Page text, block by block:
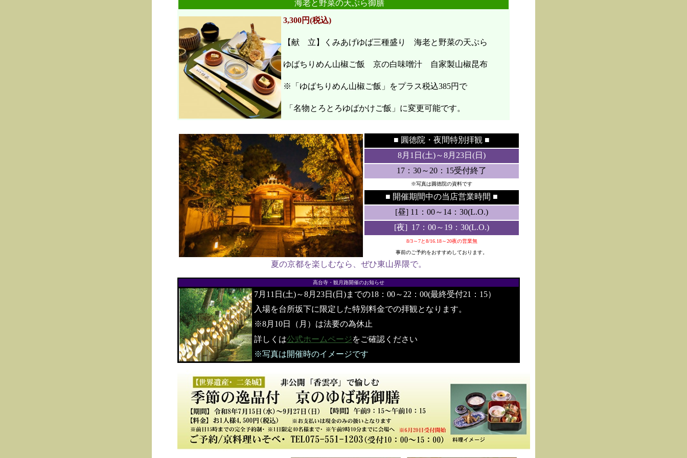
海老と野菜の天ぷら御膳
3,300円(税込)
【献 立】くみあげゆば三種盛り 海老と野菜の天ぷら
ゆばちりめん山椒ご飯 京の白味噌汁 自家製山椒昆布
※「ゆばちりめん山椒ご飯」をプラス税込385円で
「名物とろとろゆばかけご飯」に変更可能です。
■ 圓徳院・ 夜間特別拝観 ■
8月1日(土)～8月23日(日)
17：30～20：15受付終了
※写真は圓徳院の資料です
■ 開催期間中の当店営業時間 ■
[昼] 11：00～14：30(L.O.)
[夜] 17：00～19：30(L.O.)
8/3～7と8/16.18～20夜の営業無
事前のご予約をおすすめしております。
夏の京都を楽しむなら、ぜひ東山界隈で。
高台寺・観月路開催のお知らせ
7月11日(土)～8月23日(日)までの18：00～22：00(最終受付21：15）
入場を台所坂下に限定した特別料金での拝観となります。
※8月10日（月）は法要の為休止
詳しくは公式ホームページをご確認ください
※写真は開催時のイメージです